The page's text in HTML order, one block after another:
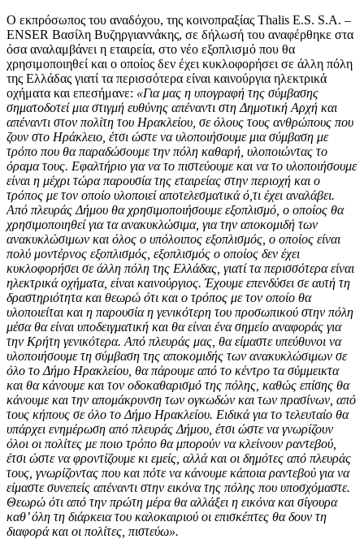
Ο εκπρόσωπος του αναδόχου, της κοινοπραξίας Thalis E.S. S.A. –
ENSER Βασίλη Βυζηργιαννάκης, σε δήλωσή του αναφέρθηκε στα
όσα αναλαμβάνει η εταιρεία, στο νέο εξοπλισμό που θα
χρησιμοποιηθεί και ο οποίος δεν έχει κυκλοφορήσει σε άλλη πόλη
της Ελλάδας γιατί τα περισσότερα είναι καινούργια ηλεκτρικά
οχήματα και επεσήμανε: «Για μας η υπογραφή της σύμβασης
σηματοδοτεί μια στιγμή ευθύνης απέναντι στη Δημοτική Αρχή και
απέναντι στον πολίτη του Ηρακλείου, σε όλους τους ανθρώπους που
ζουν στο Ηράκλειο, έτσι ώστε να υλοποιήσουμε μια σύμβαση με
τρόπο που θα παραδώσουμε την πόλη καθαρή, υλοποιώντας το
όραμα τους. Εφαλτήριο για να το πιστεύουμε και να το υλοποιήσουμε
είναι η μέχρι τώρα παρουσία της εταιρείας στην περιοχή και ο
τρόπος με τον οποίο υλοποιεί αποτελεσματικά ό,τι έχει αναλάβει.
Από πλευράς Δήμου θα χρησιμοποιήσουμε εξοπλισμό, ο οποίος θα
χρησιμοποιηθεί για τα ανακυκλώσιμα, για την αποκομιδή των
ανακυκλώσιμων και όλος ο υπόλοιπος εξοπλισμός, ο οποίος είναι
πολύ μοντέρνος εξοπλισμός, εξοπλισμός ο οποίος δεν έχει
κυκλοφορήσει σε άλλη πόλη της Ελλάδας, γιατί τα περισσότερα είναι
ηλεκτρικά οχήματα, είναι καινούργιος. Έχουμε επενδύσει σε αυτή τη
δραστηριότητα και θεωρώ ότι και ο τρόπος με τον οποίο θα
υλοποιείται και η παρουσία η γενικότερη του προσωπικού στην πόλη
μέσα θα είναι υποδειγματική και θα είναι ένα σημείο αναφοράς για
την Κρήτη γενικότερα. Από πλευράς μας, θα είμαστε υπεύθυνοι να
υλοποιήσουμε τη σύμβαση της αποκομιδής των ανακυκλώσιμων σε
όλο το Δήμο Ηρακλείου, θα πάρουμε από το κέντρο τα σύμμεικτα
και θα κάνουμε και τον οδοκαθαρισμό της πόλης, καθώς επίσης θα
κάνουμε και την απομάκρυνση των ογκωδών και των πρασίνων, από
τους κήπους σε όλο το Δήμο Ηρακλείου. Ειδικά για το τελευταίο θα
υπάρχει ενημέρωση από πλευράς Δήμου, έτσι ώστε να γνωρίζουν
όλοι οι πολίτες με ποιο τρόπο θα μπορούν να κλείνουν ραντεβού,
έτσι ώστε να φροντίζουμε κι εμείς, αλλά και οι δημότες από πλευράς
τους, γνωρίζοντας που και πότε να κάνουμε κάποια ραντεβού για να
είμαστε συνεπείς απέναντι στην εικόνα της πόλης που υποσχόμαστε.
Θεωρώ ότι από την πρώτη μέρα θα αλλάξει η εικόνα και σίγουρα
καθ’ όλη τη διάρκεια του καλοκαιριού οι επισκέπτες θα δουν τη
διαφορά και οι πολίτες, πιστεύω».